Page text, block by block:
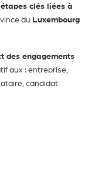
clés liées à
du Luxembourg
des engagements
aux : entreprise,
candidat